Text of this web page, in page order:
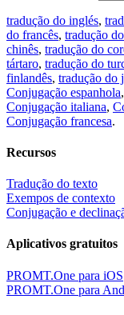
tradução do inglés,
do francês, tradução
chinês, tradução do
tártaro, tradução do
finlandês, tradução do
Conjugação espanhola,
Conjugação italiana,
Conjugação francesa.
Recursos
Tradução do texto
Exempos de contexto
Conjugação e
Aplicativos gratuitos
PROMT.One para iOS
PROMT.One para